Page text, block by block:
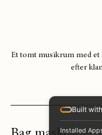
Et tomt musikrum med et
efter
Built with
Installed